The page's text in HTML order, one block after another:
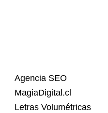
Agencia SEO
MagiaDigital.cl
Letras Volumétricas